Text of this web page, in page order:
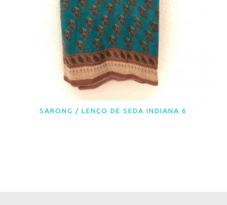
LER MAIS
SARONG / LENÇO DE SEDA INDIANA 6